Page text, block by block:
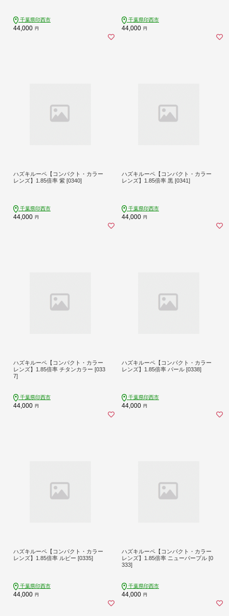
千葉県印西市
44,000 円
千葉県印西市
44,000 円
ハズキルーペ【コンパクト・カラー
レンズ】1.85倍率 紫 [0340]
千葉県印西市
44,000 円
ハズキルーペ【コンパクト・カラー
レンズ】1.85倍率 黒 [0341]
千葉県印西市
44,000 円
ハズキルーペ【コンパクト・カラー
レンズ】1.85倍率 チタンカラー [033
7]
千葉県印西市
44,000 円
ハズキルーペ【コンパクト・カラー
レンズ】1.85倍率 パール [0338]
千葉県印西市
44,000 円
ハズキルーペ【コンパクト・カラー
レンズ】1.85倍率 ルビー [0335]
千葉県印西市
44,000 円
ハズキルーペ【コンパクト・カラー
レンズ】1.85倍率 ニューパープル [0
333]
千葉県印西市
44,000 円